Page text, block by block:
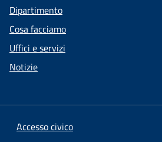
Dipartimento
Cosa facciamo
Uffici e servizi
Notizie
Accesso civico